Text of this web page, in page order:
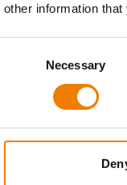
other information
Necessary